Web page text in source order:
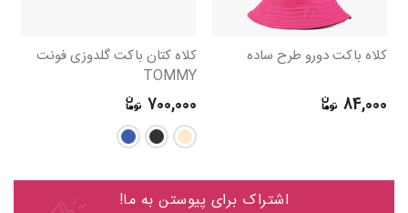
کلاه باکت دورو طرح ساده
84,000
کلاه کتان باکت گلدوزی فونت
TOMMY
700,000
اشتراک برای پیوستن به ما!